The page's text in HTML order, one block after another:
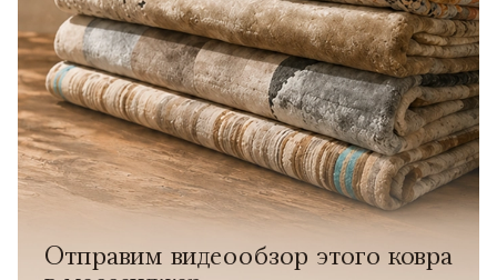
Отправим видеообзор этого ковра